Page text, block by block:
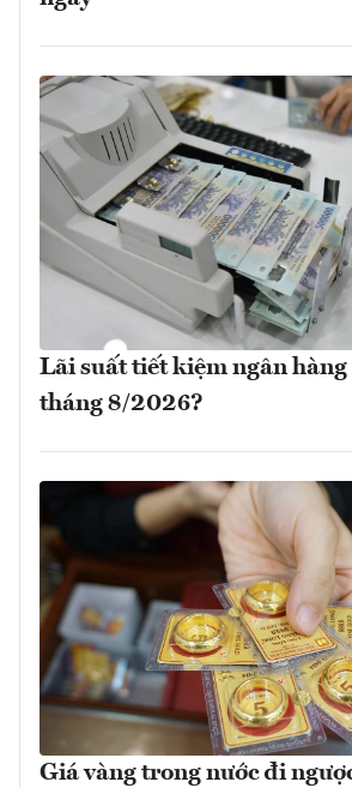
Lãi suất tiết kiệm ngân hàng
tháng 8/2026?
Giá vàng trong nước đi